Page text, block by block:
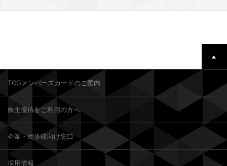
TCGメンバーズカードのご案内
株主優待をご利用の方へ
企業・団体様向け窓口
採用情報